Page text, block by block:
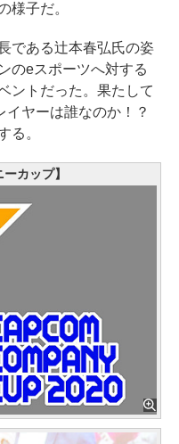
様子だ。
である辻本春弘氏の姿
のeスポーツへ対する
ントだった。果たして
ヤーは誰なのか！？
る。
カップ】